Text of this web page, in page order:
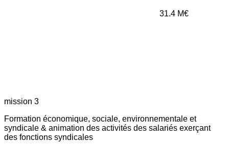
31.4 M€
mission 3
Formation économique, sociale, environnementale et
syndicale & animation des activités des salariés exerçant
des fonctions syndicales